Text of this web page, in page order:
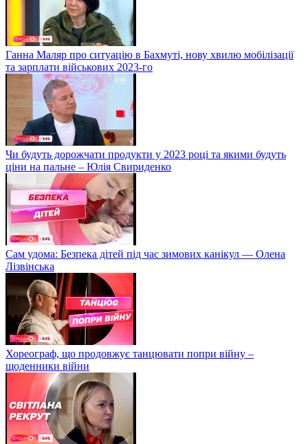
Ганна Маляр про ситуацію в Бахмуті, нову хвилю мобілізації
та зарплати військових 2023-го
Чи будуть дорожчати продукти у 2023 році та якими будуть
ціни на пальне – Юлія Свириденко
Сам удома: Безпека дітей під час зимових канікул — Олена
Лізвінська
Хореограф, що продовжує танцювати попри війну –
щоденники війни